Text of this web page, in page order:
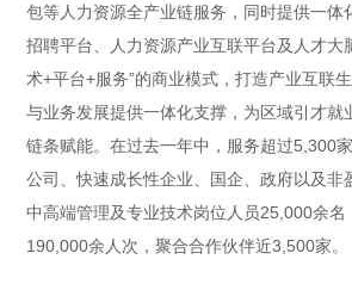
包等人力资源全产业链服务，同时提供一体
招聘平台、人力资源产业互联平台及人才大
术+平台+服务”的商业模式，打造产业互联
与业务发展提供一体化支撑，为区域引才就
链条赋能。在过去一年中，服务超过5,300
公司、快速成长性企业、国企、政府以及非
中高端管理及专业技术岗位人员25,000余名
190,000余人次，聚合合作伙伴近3,500家。